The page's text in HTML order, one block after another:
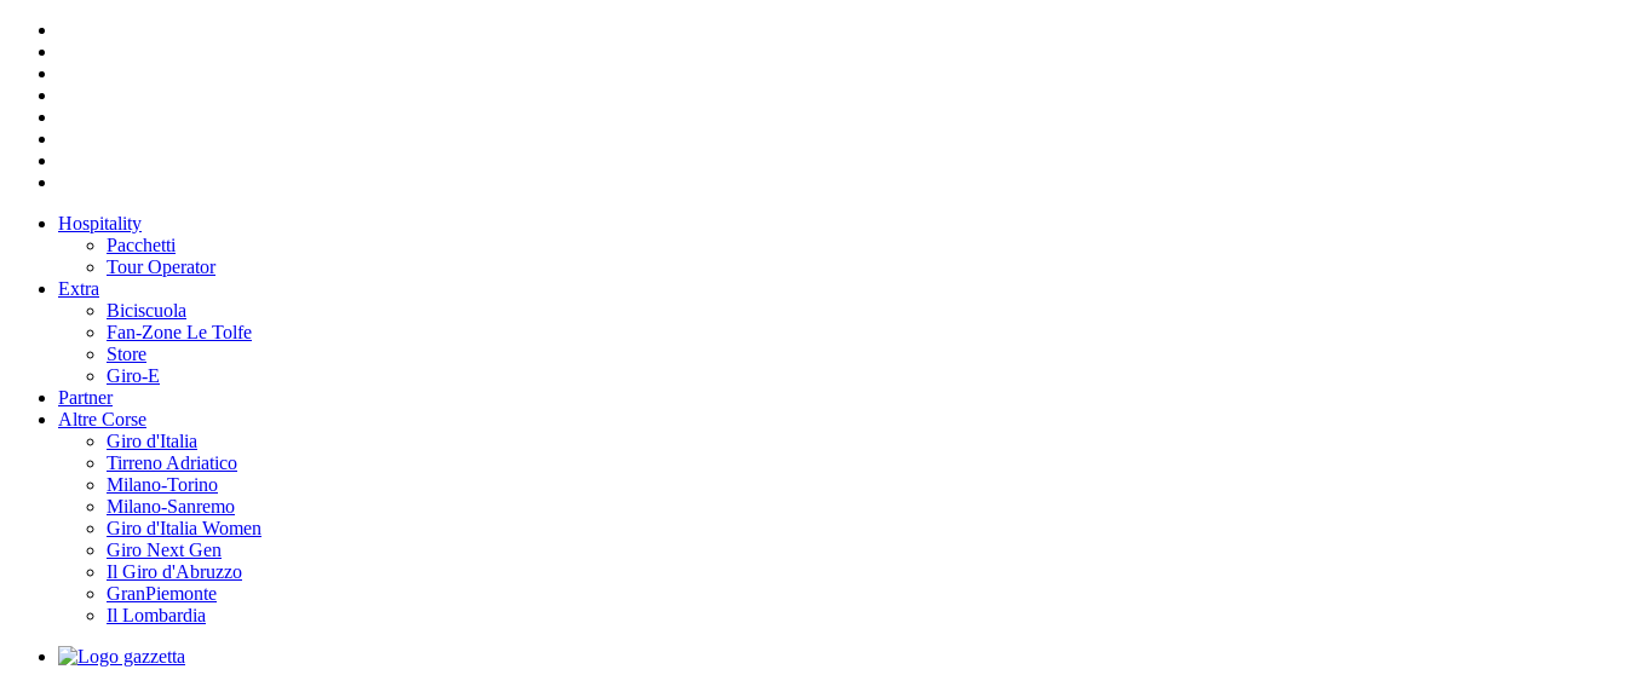
Hospitality
Pacchetti
Tour Operator
Extra
Biciscuola
Fan-Zone Le Tolfe
Store
Giro-E
Partner
Altre Corse
Giro d'Italia
Tirreno Adriatico
Milano-Torino
Milano-Sanremo
Giro d'Italia Women
Giro Next Gen
Il Giro d'Abruzzo
GranPiemonte
Il Lombardia